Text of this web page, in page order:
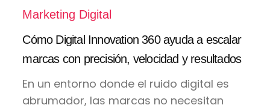
Marketing Digital
Cómo Digital Innovation 360 ayuda a escalar
marcas con precisión, velocidad y resultados
En un entorno donde el ruido digital es
abrumador, las marcas no necesitan